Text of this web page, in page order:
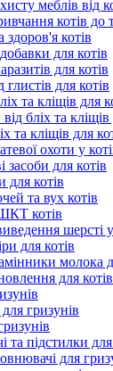
меблів від
котів до
здоров'я котів
для котів
для котів
глистів для котів
та кліщів для
бліх та кліщів
та кліщів для
охоти у
засоби для котів
для котів
та вух котів
котів
шерсті у
для котів
молока
для котів
гризунів
та підстилки для
для